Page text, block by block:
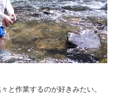
と作業するのが好きみたい。